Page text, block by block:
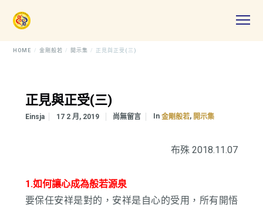
HOME 金剛般若 開示集 正見與正受(三)
正見與正受(三)
Einsja 17 2 月, 2019 尚無留言 In 金剛般若, 開示集
布殊 2018.11.07
1.如何讓心成為般若源泉
要保任安祥是對的，安祥是自心的受用，所有開悟